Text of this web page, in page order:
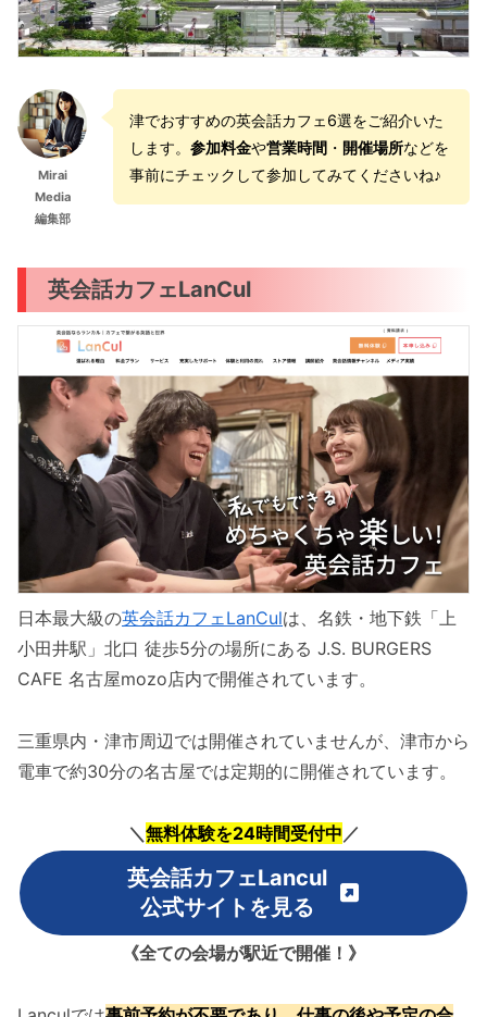
Mirai
Media
編集部
津でおすすめの英会話カフェ6選をご紹介いた
します。参加料金や営業時間 ・ 開催場所などを
事前にチェックして参加してみてくださいね♪
英会話カフェLanCul
日本最大級の英会話カフェLanCulは、名鉄・地下鉄「上
小田井駅」北口 徒歩5分の場所にある J.S. BURGERS
CAFE 名古屋mozo店内で開催されています。
三重県内・津市周辺では開催されていませんが、津市から
電車で約30分の名古屋では定期的に開催されています。
＼ 無料体験を24時間受付中 ／
英会話カフェLancul
公式サイト を見る
《全ての会場が駅近で開催！》